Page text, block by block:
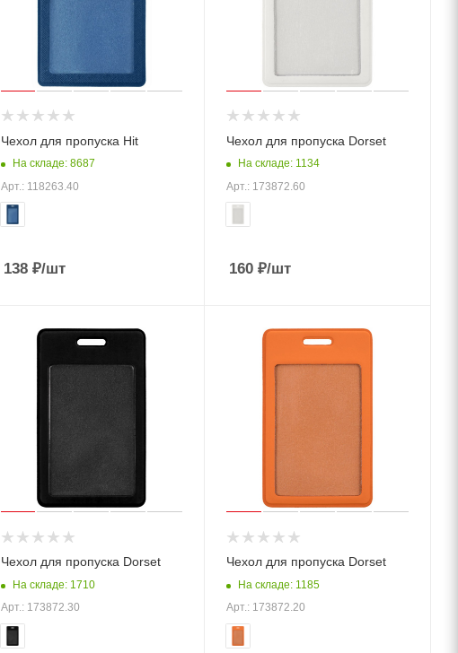
Чехол для пропуска Hit
На складе: 8687
Арт.: 118263.40
138₽/шт
Чехол для пропуска Dorset
На складе: 1134
Арт.: 173872.60
160 ₽/шт
Чехол для пропуска Dorset
На складе: 1710
Арт.: 173872.30
Чехол для пропуска Dorset
На складе: 1185
Арт.: 173872.20